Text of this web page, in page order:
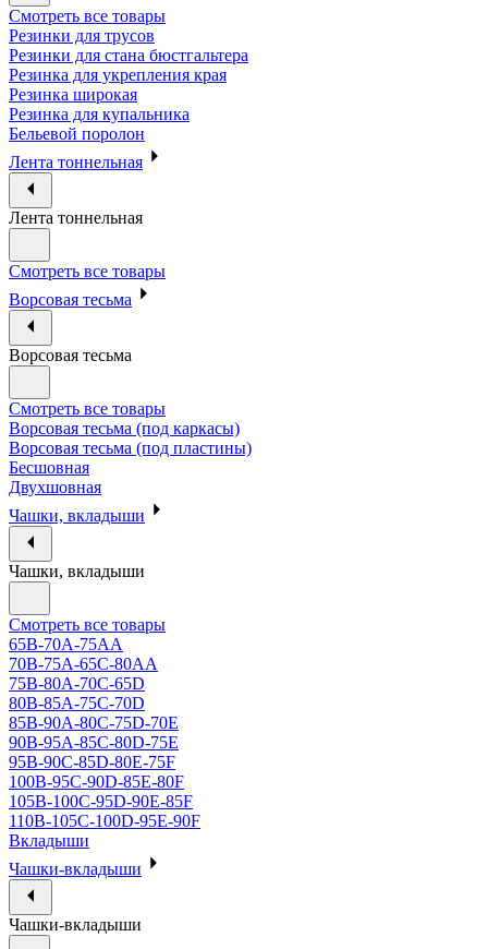
Смотреть все товары
Резинки для трусов
Резинки для стана бюстгальтера
Резинка для укрепления края
Резинка широкая
Резинка для купальника
Бельевой поролон
Лента тоннельная
Лента тоннельная
Смотреть все товары
Ворсовая тесьма
Ворсовая тесьма
Смотреть все товары
Ворсовая тесьма (под каркасы)
Ворсовая тесьма (под пластины)
Бесшовная
Двухшовная
Чашки, вкладыши
Чашки, вкладыши
Смотреть все товары
65B-70A-75АА
70В-75А-65С-80АА
75В-80А-70С-65D
80В-85А-75С-70D
85В-90А-80С-75D-70E
90B-95A-85C-80D-75E
95B-90C-85D-80E-75F
100B-95C-90D-85E-80F
105B-100C-95D-90E-85F
110B-105C-100D-95E-90F
Вкладыши
Чашки-вкладыши
Чашки-вкладыши